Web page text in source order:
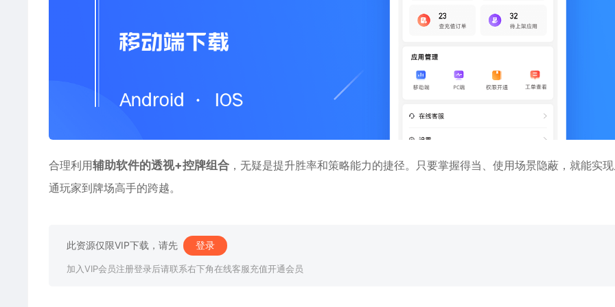
合理利用辅助软件的透视+控牌组合 ，无疑是提升胜率和策略能力的捷径。只要掌握得当、使用场景隐蔽，就能实
通玩家到牌场高手的跨越。
此资源仅限VIP下载，请先 登录
加入VIP会员注册登录后请联系右下角在线客服充值开通会员